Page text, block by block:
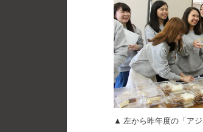
▲ 左から昨年度の「ア